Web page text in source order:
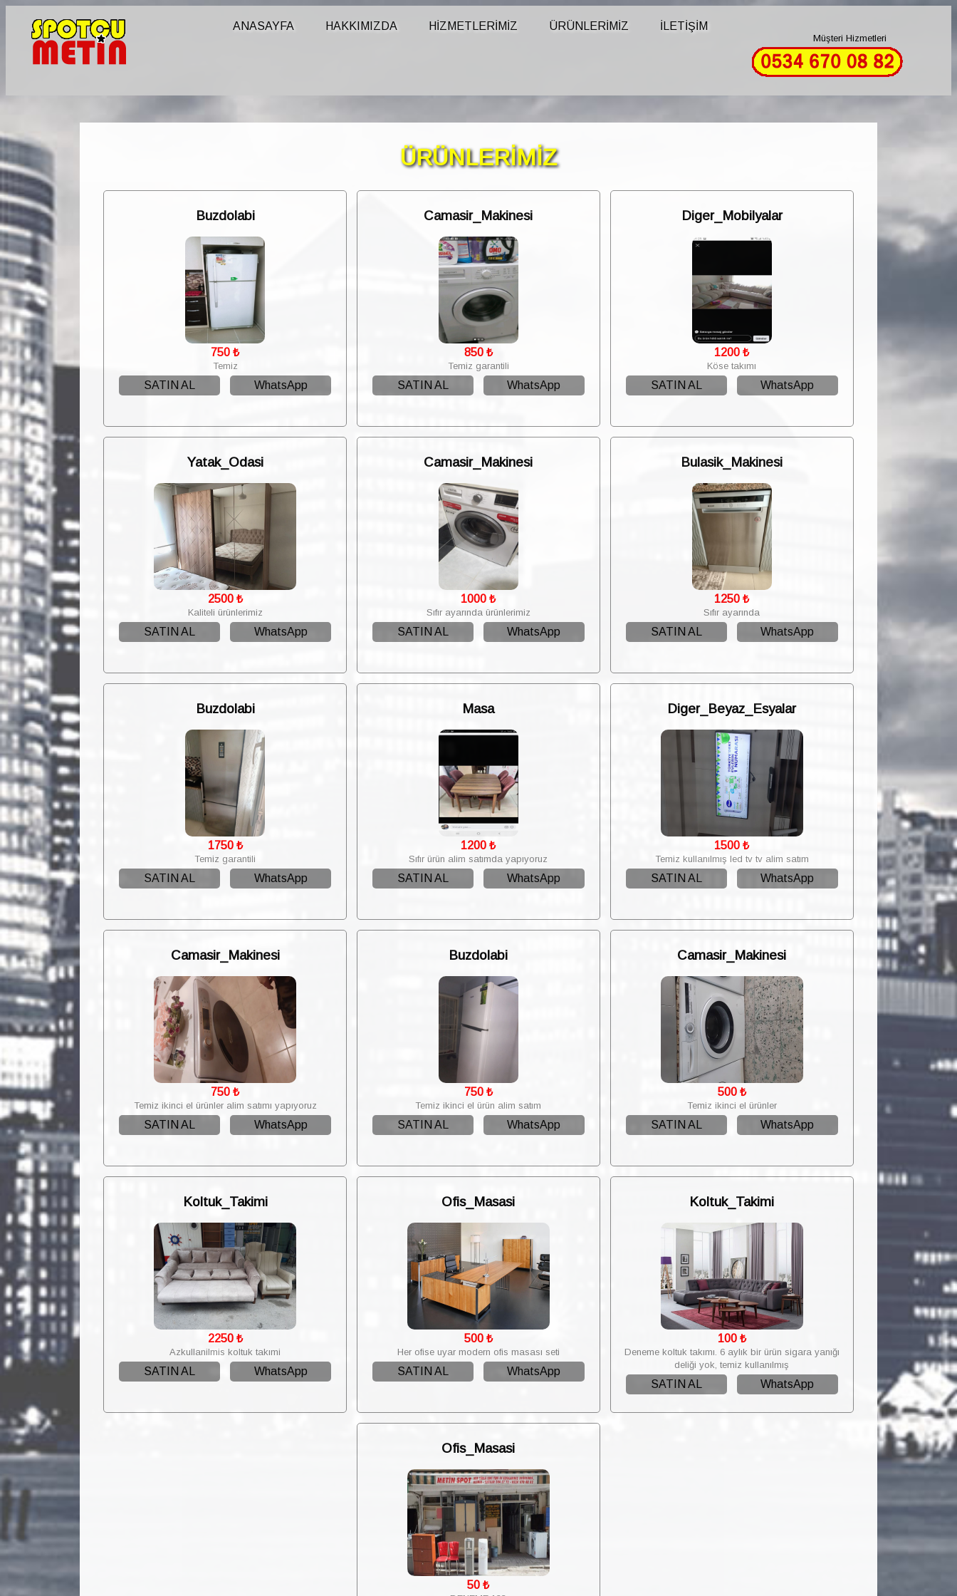
Müşteri Hizmetleri
ANASAYFA HAKKIMIZDA HİZMETLERİMİZ ÜRÜNLERİMİZ İLETİŞİM
ÜRÜNLERİMİZ
Buzdolabi
750 ₺
Temiz
SATIN AL WhatsApp
Camasir_Makinesi
850₺
Temiz garantili
SATIN AL WhatsApp
Diger_Mobilyalar
1200 ₺
Köse takımı
SATIN AL WhatsApp
Yatak_Odasi
2500₺
Kaliteli ürünlerimiz
SATIN AL WhatsApp
Camasir_Makinesi
1000 ₺
Sıfır ayarında ürünlerimiz
SATIN AL WhatsApp
Bulasik_Makinesi
1250 ₺
Sıfır ayarında
SATIN AL WhatsApp
Buzdolabi
1750₺
Temiz garantili
SATIN AL WhatsApp
Masa
1200 ₺
Sıfır ürün alim satımda yapıyoruz
SATIN AL WhatsApp
Diger_Beyaz_Esyalar
1500 ₺
Temiz kullanılmış led tv tv alim satım
SATIN AL WhatsApp
Camasir_Makinesi
750 ₺
Temiz ikinci el ürünler alim satımı yapıyoruz
SATIN AL WhatsApp
Buzdolabi
750₺
Temiz ikinci el ürün alim satım
SATIN AL WhatsApp
Camasir_Makinesi
500₺
Temiz ikinci el ürünler
SATIN AL WhatsApp
Koltuk_Takimi
2250₺
Azkullanilmis koltuk takımi
SATIN AL WhatsApp
Ofis_Masasi
500₺
Her ofise uyar modern ofis masası seti
SATIN AL WhatsApp
Koltuk_Takimi
100₺
Deneme koltuk takımı. 6 aylık bir ürün sigara yanığı
deliği yok, temiz kullanılmış
SATIN AL WhatsApp
Ofis_Masasi
50 ₺